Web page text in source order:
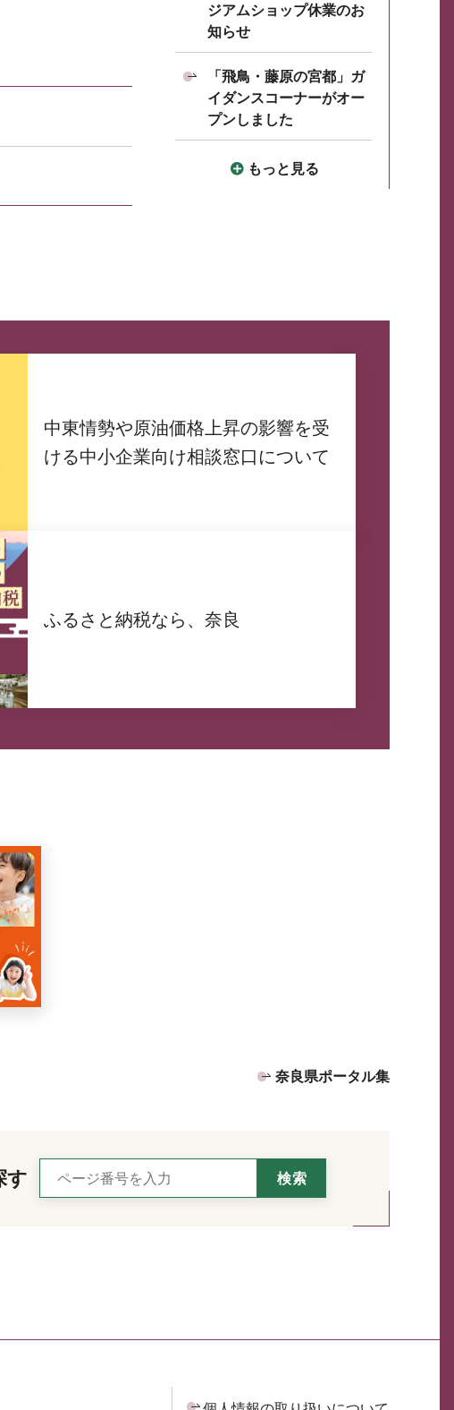
ジアムショップ休業のお
知らせ
「飛鳥・藤原の宮都」ガ
イダンスコーナーがオー
プンしました
もっと見る
中東情勢や原油価格上昇の影響を受
ける中小企業向け相談窓口について
ふるさと納税なら、奈良
奈良県ポータル集
す